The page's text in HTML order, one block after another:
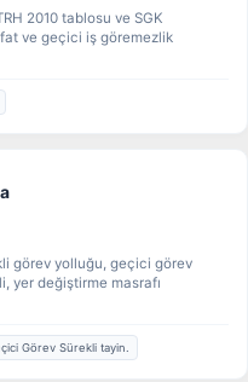
2010 tablosu ve SGK
ve geçici iş göremezlik
görev yolluğu, geçici görev
yer değiştirme masrafı
Görev Sürekli tayin.